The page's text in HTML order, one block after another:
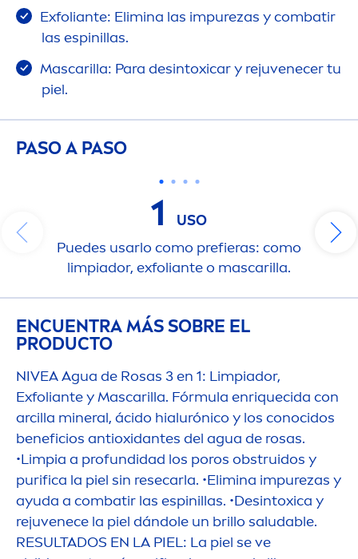
Exfoliante: Elimina las impurezas y combatir
las espinillas.
Mascarilla: Para desintoxicar y rejuvenecer tu
piel.
PASO A PASO
1
USO
Puedes usarlo como prefieras: como
limpiador, exfoliante o mascarilla.
ENCUENTRA MÁS SOBRE EL
PRODUCTO
NIVEAAgua de Rosas 3 en 1: Limpiador,
Exfoliante y Mascarilla. Fórmula enriquecida con
arcilla mineral, ácido hialurónico y los conocidos
beneficios antioxidantes del agua de rosas.
•Limpia a profundidad los poros obstruidos y
purifica la piel sin resecarla. •Elimina impurezas y
ayuda a combatir las espinillas. •Desintoxica y
rejuvenece la piel dándole un brillo saludable.
RESULTADOS EN LA PIEL: La piel se ve